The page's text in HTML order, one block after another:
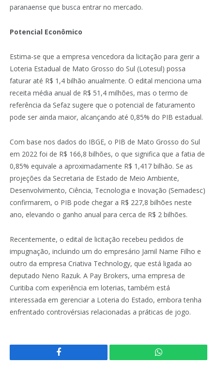
paranaense que busca entrar no mercado.
Potencial Econômico
Estima-se que a empresa vencedora da licitação para gerir a
Loteria Estadual de Mato Grosso do Sul (Lotesul) possa
faturar até R$ 1,4 bilhão anualmente. O edital menciona uma
receita média anual de R$ 51,4 milhões, mas o termo de
referência da Sefaz sugere que o potencial de faturamento
pode ser ainda maior, alcançando até 0,85% do PIB estadual.
Com base nos dados do IBGE, o PIB de Mato Grosso do Sul
em 2022 foi de R$ 166,8 bilhões, o que significa que a fatia de
0,85% equivale a aproximadamente R$ 1,417 bilhão. Se as
projeções da Secretaria de Estado de Meio Ambiente,
Desenvolvimento, Ciência, Tecnologia e Inovação (Semadesc)
confirmarem, o PIB pode chegar a R$ 227,8 bilhões neste
ano, elevando o ganho anual para cerca de R$ 2 bilhões.
Recentemente, o edital de licitação recebeu pedidos de
impugnação, incluindo um do empresário Jamil Name Filho e
outro da empresa Criativa Technology, que está ligada ao
deputado Neno Razuk. A Pay Brokers, uma empresa de
Curitiba com experiência em loterias, também está
interessada em gerenciar a Loteria do Estado, embora tenha
enfrentado controvérsias relacionadas a práticas de jogo.
Facebook WhatsApp